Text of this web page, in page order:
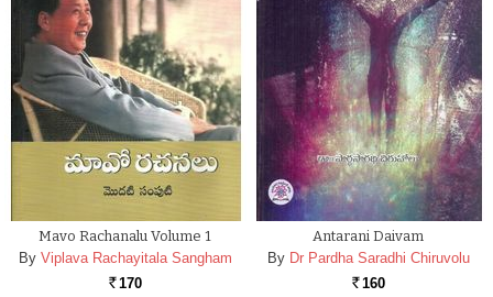
Mavo Rachanalu Volume 1
By Viplava Rachayitala Sangham
Rs. 170
Antarani Daivam
By Dr Pardha Saradhi Chiruvolu
Rs. 160